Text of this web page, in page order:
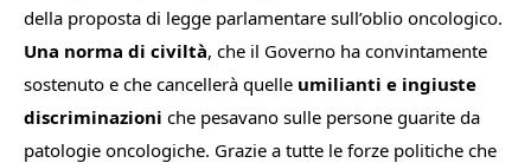
della proposta di legge parlamentare sull’oblio oncologico.
Una norma di civiltà, che il Governo ha convintamente
sostenuto e che cancellerà quelle umilianti e ingiuste
discriminazioni che pesavano sulle persone guarite da
patologie oncologiche. Grazie a tutte le forze politiche che